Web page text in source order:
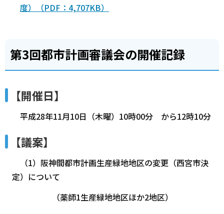
度）（PDF：4,707KB）
第3回都市計画審議会の開催記録
【開催日】
平成28年11月10日（木曜）10時00分 から12時10分
【議案】
（1）阪神間都市計画生産緑地地区の変更（西宮市決
定）について
（薬師1生産緑地地区ほか2地区）